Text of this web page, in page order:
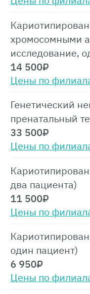
хромосомными
исследование,
14 500₽
Цены по
Генетический
пренатальный
33 500₽
Цены по
два пациента)
11 500₽
Цены по
один пациент)
6 950₽
Цены по